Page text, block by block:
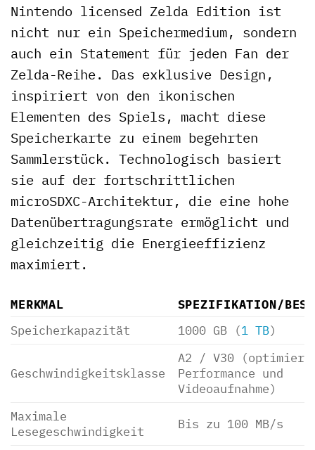
Nintendo licensed Zelda Edition ist
nicht nur ein Speichermedium, sondern
auch ein Statement für jeden Fan der
Zelda-Reihe. Das exklusive Design,
inspiriert von den ikonischen
Elementen des Spiels, macht diese
Speicherkarte zu einem begehrten
Sammlerstück. Technologisch basiert
sie auf der fortschrittlichen
microSDXC-Architektur, die eine hohe
Datenübertragungsrate ermöglicht und
gleichzeitig die Energieeffizienz
maximiert.
MERKMAL
SPEZIFIKATION/
Speicherkapazität
1000 GB (1 TB)
Geschwindigkeitsklasse
A2 / V30
Performance und
Videoaufnahme)
Maximale
Lesegeschwindigkeit
Bis zu 100 MB/s